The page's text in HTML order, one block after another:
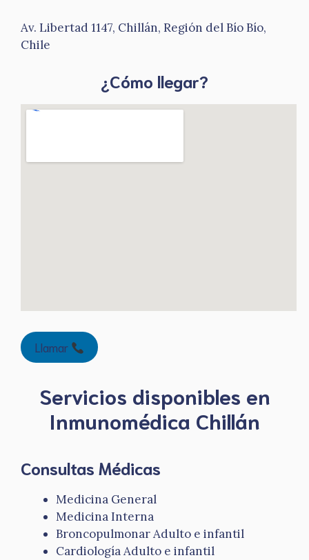
Av. Libertad 1147, Chillán, Región del Bío Bío,
Chile
¿Cómo llegar?
Llamar
Servicios disponibles en
Inmunomédica Chillán
Consultas Médicas
Medicina General
Medicina Interna
Broncopulmonar Adulto e infantil
Cardiología Adulto e infantil